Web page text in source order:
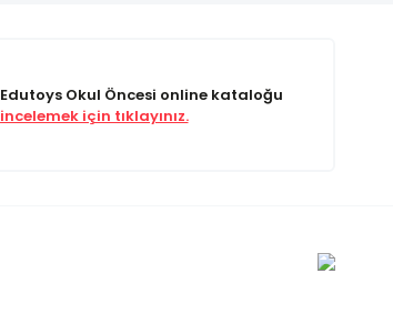
Edutoys Okul Öncesi online kataloğu
incelemek için tıklayınız.